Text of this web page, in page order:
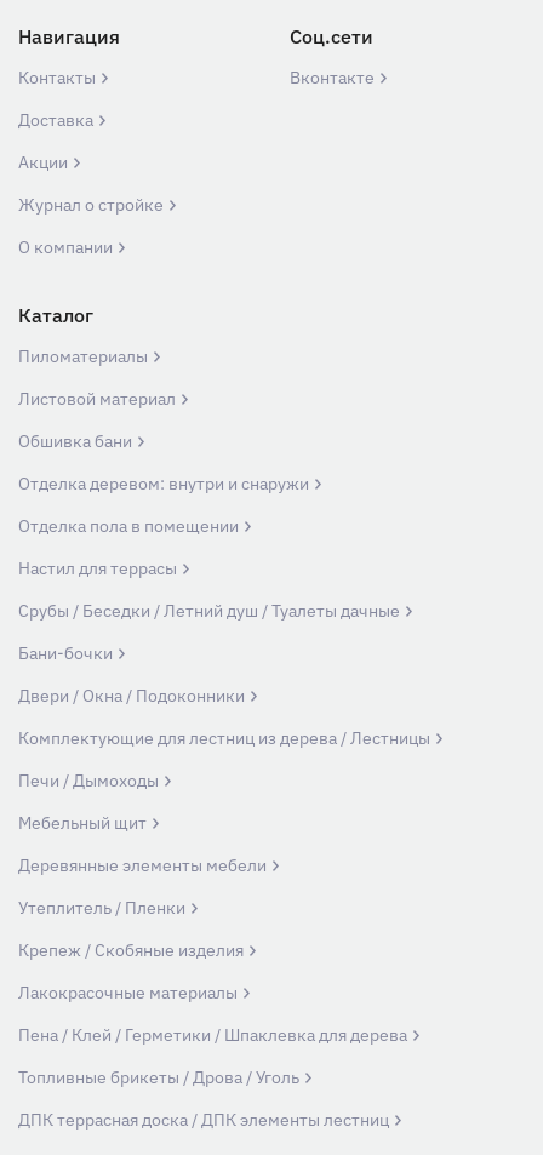
Навигация
Контакты
Доставка
Акции
Журнал о стройке
О компании
Соц.сети
Вконтакте
Каталог
Пиломатериалы
Листовой материал
Обшивка бани
Отделка деревом: внутри и снаружи
Отделка пола в помещении
Настил для террасы
Срубы / Беседки / Летний душ / Туалеты дачные
Бани-бочки
Двери / Окна / Подоконники
Комплектующие для лестниц из дерева / Лестницы
Печи / Дымоходы
Мебельный щит
Деревянные элементы мебели
Утеплитель / Пленки
Крепеж / Скобяные изделия
Лакокрасочные материалы
Пена / Клей / Герметики / Шпаклевка для дерева
Топливные брикеты / Дрова / Уголь
ДПК террасная доска / ДПК элементы лестниц